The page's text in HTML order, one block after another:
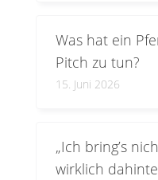
Was hat ein
Pitch zu tun?
15. Juni 2026
„Ich bring’s
wirklich